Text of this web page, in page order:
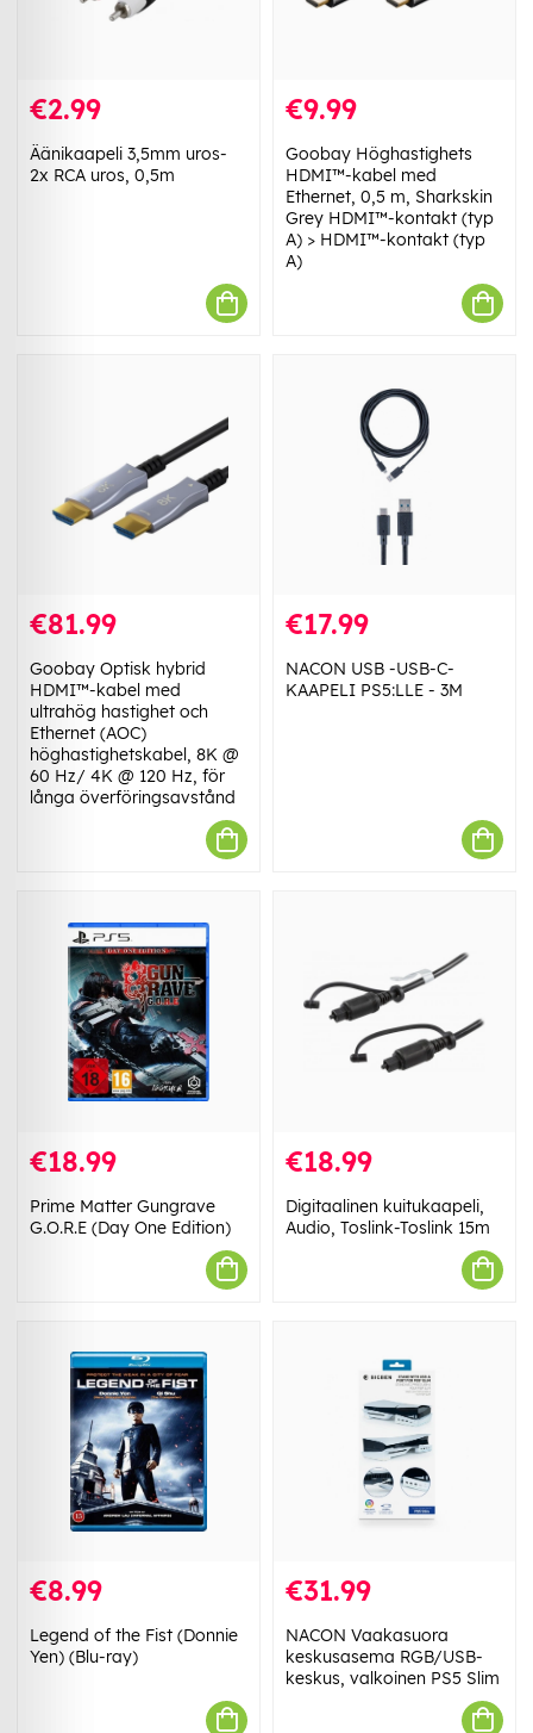
€2.99
Äänikaapeli 3,5mm uros-
2x RCA uros, 0,5m
€9.99
Goobay Höghastighets
HDMI™-kabel med
Ethernet, 0,5 m, Sharkskin
Grey HDMI™-kontakt (typ
A) > HDMI™-kontakt (typ
A)
€81.99
Goobay Optisk hybrid
HDMI™-kabel med
ultrahög hastighet och
Ethernet (AOC)
höghastighetskabel, 8K @
60 Hz/ 4K @ 120 Hz, för
långa överföringsavstånd
€17.99
NACON USB -USB-C-
KAAPELI PS5:LLE - 3M
€18.99
Prime Matter Gungrave
G.O.R.E (Day One Edition)
€18.99
Digitaalinen kuitukaapeli,
Audio, Toslink-Toslink 15m
€8.99
Legend of the Fist (Donnie
Yen) (Blu-ray)
€31.99
NACON Vaakasuora
keskusasema RGB/USB-
keskus, valkoinen PS5 Slim